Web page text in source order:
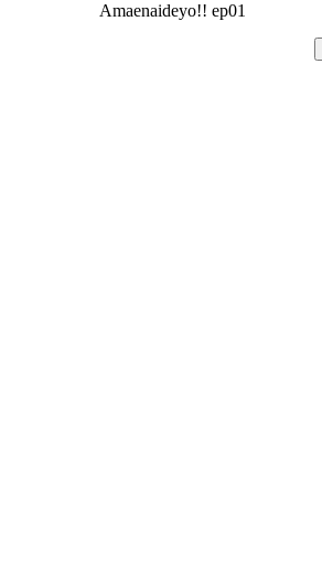
Amaenaideyo!! ep01